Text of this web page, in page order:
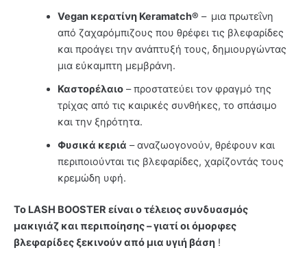
Vegan κερατίνη Keramatch® – μια πρωτεΐνη
από ζαχαρόμπιζους που θρέφει τις βλεφαρίδες
και προάγει την ανάπτυξή τους, δημιουργώντας
μια εύκαμπτη μεμβράνη.
Καστορέλαιο– προστατεύει τον φραγμό της
τρίχας από τις καιρικές συνθήκες, το σπάσιμο
και την ξηρότητα.
Φυσικά κεριά – αναζωογονούν, θρέφουν και
περιποιούνται τις βλεφαρίδες, χαρίζοντάς τους
κρεμώδη υφή.
Το LASH BOOSTER είναι ο τέλειος συνδυασμός
μακιγιάζ και περιποίησης – γιατί οι όμορφες
βλεφαρίδες ξεκινούν από μια υγιή βάση !